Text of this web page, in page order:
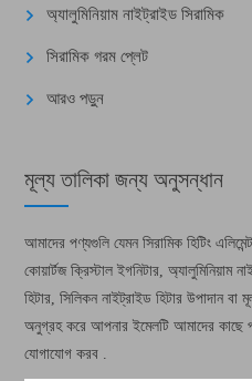
অ্যালুমিনিয়াম নাইট্রাইড সিরামিক
সিরামিক গরম প্লেট
আরও পড়ুন
মূল্য তালিকা জন্য অনুসন্ধান
আমাদের পণ্যগুলি যেমন সিরামিক হিটিং
কোয়ার্টজ ক্রিস্টাল ইগনিটার, অ্যালুমিনিয়াম
হিটার, সিলিকন নাইট্রাইড হিটার উপাদান বা
অনুগ্রহ করে আপনার ইমেলটি আমাদের কাছে
যোগাযোগ করব .